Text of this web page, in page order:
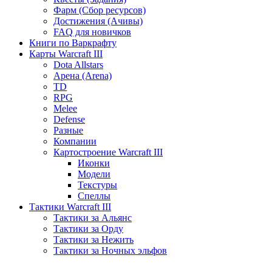
Фарм (Сбор ресурсов)
Достижения (Ачивы)
FAQ для новичков
Книги по Варкрафту
Карты Warcraft III
Dota Allstars
Арена (Arena)
TD
RPG
Melee
Defense
Разные
Компании
Картостроение Warcraft III
Иконки
Модели
Текстуры
Спеллы
Тактики Warcraft III
Тактики за Альянс
Тактики за Орду
Тактики за Нежить
Тактики за Ночных эльфов